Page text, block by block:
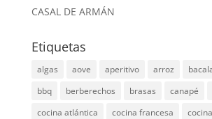
CASAL DE ARMÁN
Etiquetas
algas aove aperitivo arroz
bbq
berberechos brasas canapé
cocina atlántica
cocina francesa